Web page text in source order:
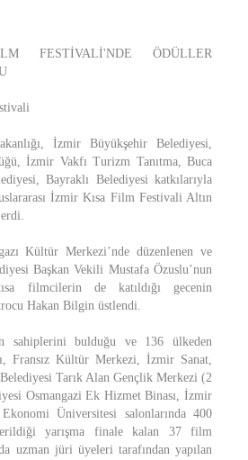
FESTİVALİ'NDE ÖDÜLLER
İzmir Büyükşehir Belediyesi,
İzmir Vakfı Turizm Tanıtma, Buca
Bayraklı Belediyesi katkılarıyla
İzmir Kısa Film Festivali Altın
Kültür Merkezi’nde düzenlenen ve
Başkan Vekili Mustafa Özuslu’nun
filmcilerin de katıldığı gecenin
Hakan Bilgin üstlendi.
sahiplerini bulduğu ve 136 ülkeden
Fransız Kültür Merkezi, İzmir Sanat,
Tarık Alan Gençlik Merkezi (2
Osmangazi Ek Hizmet Binası, İzmir
Üniversitesi salonlarında 400
yarışma finale kalan 37 film
uzman jüri üyeleri tarafından yapılan